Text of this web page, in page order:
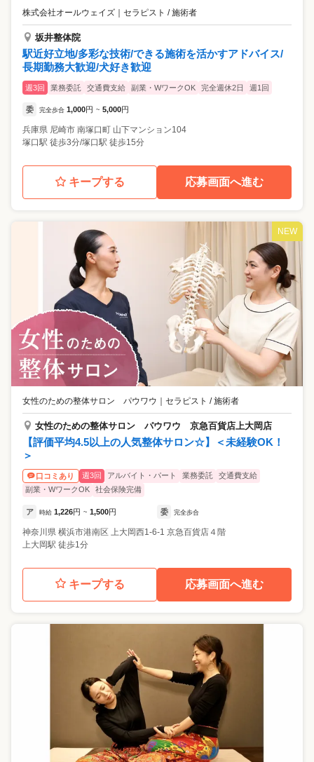
株式会社オールウェイズ セラピスト / 施術者
坂井整体院
駅近好立地/多彩な技術/できる施術を活かすアドバイス/
長期勤務大歓迎/犬好き歓迎
週3回 業務委託 交通費支給 副業・WワークOK 完全週休2日 週1回
委 完全歩合 1,000円 ~ 5,000円
兵庫県 尼崎市 南塚口町 山下マンション104
塚口駅 徒歩3分/塚口駅 徒歩15分
キープする 応募画面へ進む
NEW
女性のための整体サロン パウワウ ｜ セラピスト / 施術者
女性のための整体サロン パウワウ 京急百貨店上大岡店
【評価平均4.5以上の人気整体サロン☆】＜未経験OK！
＞
口コミあり 週3回 アルバイト・パート 業務委託
交通費支給
副業・WワークOK
社会保険完備
ア 時給 1,226円 ~ 1,500円 委 完全歩合
神奈川県 横浜市港南区
上大岡西1-6-1 京急百貨店４階
上大岡駅 徒歩1分
キープする 応募画面へ進む